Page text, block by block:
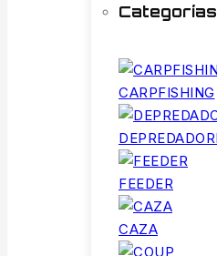
Categorías
CARPFISHING
FEEDER
CAZA